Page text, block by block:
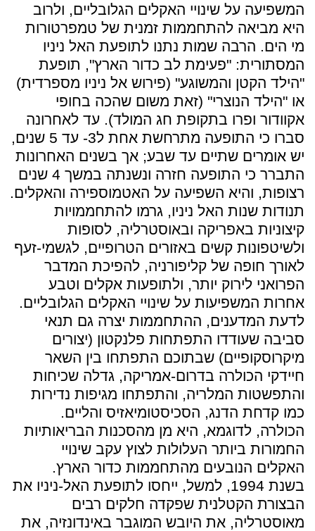
המשפיעה על שינויי האקלים הגלובליים, ולרוב
היא מביאה להתחממות זמנית של טמפרטורות
מי הים. הרבה שמות נתנו לתופעת האל ניניו
המסתורית: "פעימת לב כדור הארץ", תופעת
"הילד הקטן והמשוגע" (פירוש אל ניניו מספרדית)
או "הילד הנוצרי" (זאת משום שהכה בחופי
אקוודור ופרו בתקופת חג המולד). עד לאחרונה
סברו כי התופעה מתרחשת אחת ל3- עד 5 שנים,
יש אומרים שתיים עד שבע; אך בשנים האחרונות
התברר כי התופעה חזרה ונשנתה במשך 4 שנים
רצופות, והיא השפיעה על האטמוספירה והאקלים.
תנודות שנות האל ניניו, גרמו להתחממויות
קיצוניות באפריקה ובאוסטרליה, לסופות
ולשיטפונות קשים באזורים הטרופיים, לגשמי-זעף
לאורך חופה של קליפורניה, להפיכת המדבר
הפרואני לירוק יותר, ולתופעות אקלים וטבע
אחרות המשפיעות על שינויי האקלים הגלובליים.
לדעת המדענים, ההתחממות יצרה גם תנאי
סביבה שעודדו התפתחות פלנקטון (יצורים
מיקרוסקופיים) שבתוכם התפתחו בין השאר
חיידקי הכולרה בדרום-אמריקה, גדלה שכיחות
והתפשטות המלריה, והתפתחו מגיפות נדירות
כמו קדחת הדנג, הסכיסטומיאזיס והליים.
הכולרה, לדוגמא, היא מן מהסכנות הבריאותיות
החמורות ביותר העלולות לצוץ עקב שינויי
האקלים הנובעים מהתחממות כדור הארץ.
בשנת 1994, למשל, ייחסו לתופעת האל-ניניו את
הבצורת הקטלנית שפקדה חלקים רבים
מאוסטרליה, את היובש המוגבר באינדונזיה, את